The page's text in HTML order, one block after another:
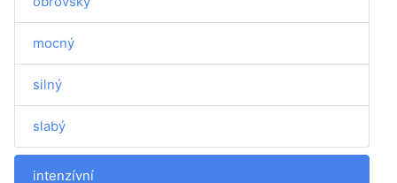
mocný
silný
slabý
intenzívní